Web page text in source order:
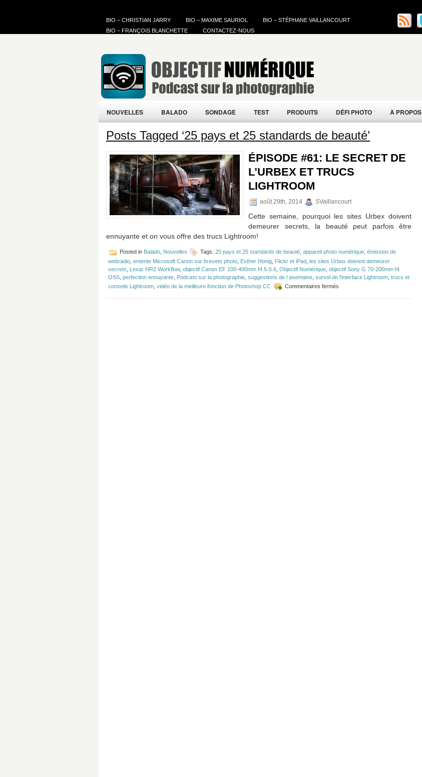
BIO – CHRISTIAN JARRY BIO – MAXIME SAURIOL
BIO – STÉPHANE VAILLANCOURT
BIO – FRANÇOIS BLANCHETTE
CONTACTEZ-NOUS
NOUVELLES BALADO SONDAGE TEST PRODUITS DÉFI PHOTO À PROPOS
Posts Tagged ‘25 pays et 25 standards de beauté’
ÉPISODE #61: LE SECRET DE
L’URBEX ET TRUCS
LIGHTROOM
août 29th, 2014 SVaillancourt
Cette semaine, pourquoi les sites Urbex doivent
demeurer secrets, la beauté peut parfois être
ennuyante et on vous offre des trucs Lightroom!
Posted in Balado Nouvelles Tags: 25 pays et 25 standards de beauté appareil photo numérique émission de
webradio entente Microsoft Canon sur brevets photo Esther Honig Flickr et iPad les sites Urbex doivent demeurer
secrets
Lexar HR2 Workflow, objectif Canon EF 100-400mm f4.5-5.6 Objectif Numérique objectif Sony G 70-200mm f4
OSS perfection ennuyante Podcast sur la photographie suggestions de l asemaine survol de l'interface Lightroom trucs et
conseils Lightroom vidéo de la meilleure fonction de Photoshop CC Commentaires fermés
#61: